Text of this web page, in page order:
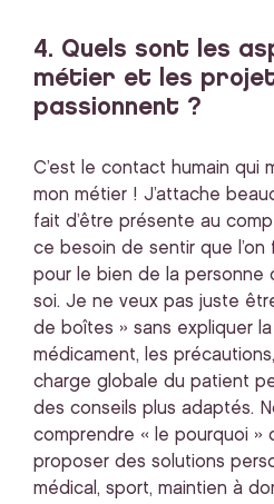
4. Quels sont les
métier et les
passionnent ?
C’est le contact humain qui
mon métier ! J’attache
fait d’être présente au
ce besoin de sentir que
pour le bien de la personne
soi. Je ne veux pas juste
de boîtes » sans expliquer
médicament, les
charge globale du patient
des conseils plus adaptés.
comprendre « le pourquoi »
proposer des solutions
médical, sport, maintien à